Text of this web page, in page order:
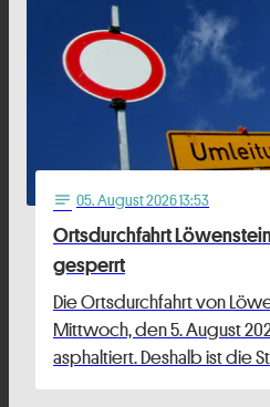
notes 05. August 2026 13:53
Ortsdurchfahrt
gesperrt
Die Ortsdurchfahrt von
Mittwoch, den 5. August
asphaltiert. Deshalb ist die